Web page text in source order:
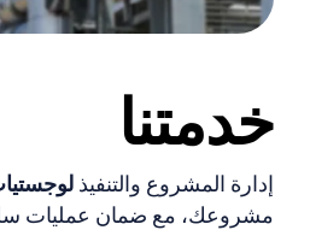
خدمتنا
إدارة المشروع والتنفيذ
مشروعك، مع ضمان عمليات